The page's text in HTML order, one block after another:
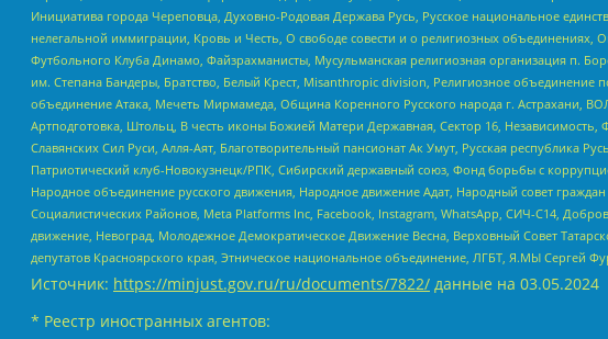
Инициатива города Череповца, Духовно-Родовая Держава Русь, Русское национальное
нелегальной иммиграции, Кровь и Честь, О свободе совести и о религиозных объединениях,
Футбольного Клуба Динамо, Файзрахманисты, Мусульманская религиозная организация п.
им. Степана Бандеры, Братство, Белый Крест, Misanthropic division, Религиозное объединение
объединение Атака, Мечеть Мирмамеда, Община Коренного Русского народа г. Астрахани,
Артподготовка, Штольц, В честь иконы Божией Матери Державная, Сектор 16,
Славянских Сил Руси, Алля-Аят, Благотворительный пансионат Ак Умут, Русская республика
Патриотический клуб-Новокузнецк/РПК, Сибирский державный союз, Фонд борьбы с
Народное объединение русского движения, Народное движение Адат, Народный совет
Социалистических Районов, Meta Platforms Inc, Facebook, Instagram, WhatsApp, СИЧ-С14,
движение, Невоград, Молодежное Демократическое Движение Весна, Верховный Совет
депутатов Красноярского края, Этническое национальное объединение, ЛГБТ, Я.МЫ Сергей
Источник: https://minjust.gov.ru/ru/documents/7822/ данные на 03.05.2024
* Реестр иностранных агентов: